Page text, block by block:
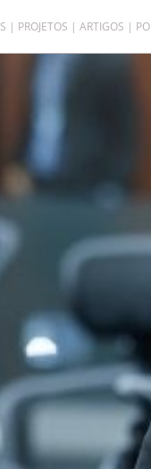
PROJETOS ARTIGOS